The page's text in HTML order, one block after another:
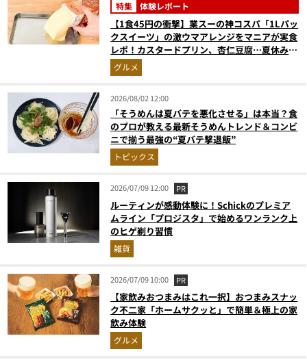
特集 体験レポート
【1食45円の衝撃】業スーの神コスパ「1Lパッ
クスイーツ」の激ウマアレンジをマニアが実食
レポ！カスタードプリン、杏仁豆腐…夏休みの
おやつに最強すぎた
グルメ
2026/08/02 12:00
「そうめんは夏バテを悪化させる」は本当？食
のプロが教える最新そうめんトレンド＆コンビ
ニで揃う最強の“夏バテ撃退飯”
トピックス
2026/07/09 12:00 PR
ルーティンが感動体験に！Schickのプレミア
ムライン「プロジスタ」で始めるワンランク上
のヒゲ剃り習慣
雑貨
2026/07/09 10:00 PR
【家飲みおつまみはこれ一択】おつまみスナッ
ク不二家「ホームサクッと」で簡単＆極上の家
飲み体験
グルメ